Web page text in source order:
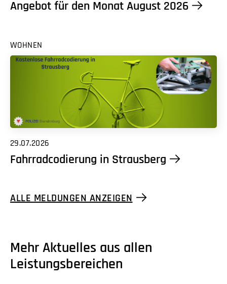
Angebot für den Monat August 2026
WOHNEN
29.07.2026
Fahrradcodierung in Strausberg
ALLE MELDUNGEN ANZEIGEN
Mehr Aktuelles aus allen
Leistungsbereichen